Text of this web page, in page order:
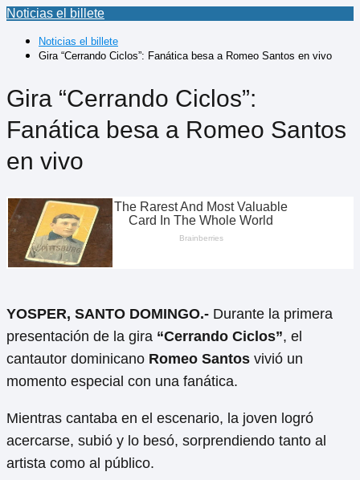
Noticias el billete
Noticias el billete
Gira “Cerrando Ciclos”: Fanática besa a Romeo Santos en vivo
Gira “Cerrando Ciclos”:
Fanática besa a Romeo Santos
en vivo
YOSPER, SANTO DOMINGO.- Durante la primera
presentación de la gira “Cerrando Ciclos”, el
cantautor dominicano Romeo Santos vivió un
momento especial con una fanática.
Mientras cantaba en el escenario, la joven logró
acercarse, subió y lo besó, sorprendiendo tanto al
artista como al público.